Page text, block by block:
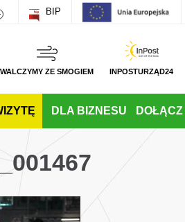
rozmiar czcionki
Zwiększ rozmiar czcionki
BIP
WALCZYMY ZE SMOGIEM INPOSTURZĄD24
DLA BIZNESU